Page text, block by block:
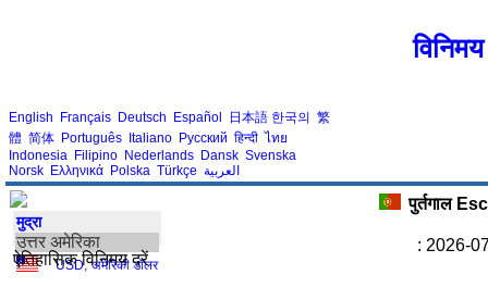
English Français Deutsch Español 日本語 한국의 繁
體 简体 Português Italiano Русский हिन्दी ไทย
Indonesia Filipino Nederlands Dansk Svenska
Norsk Ελληνικά Polska Türkçe العربية
मुद्रा
उत्तर अमेरिका
USD, अमेरिकी डॉलर
ऐतिहासिक विनिमय दरें
पुर्तगाल
: 2026-